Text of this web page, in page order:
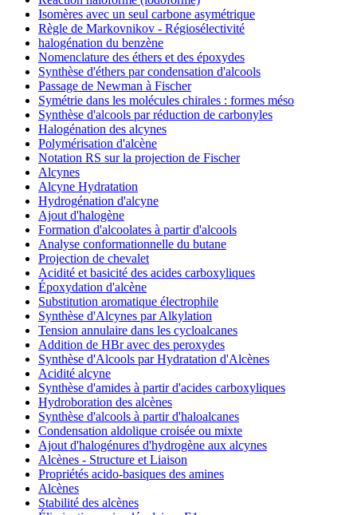
Isomères avec un seul carbone asymétrique
Règle de Markovnikov - Régiosélectivité
halogénation du benzène
Nomenclature des éthers et des époxydes
Synthèse d'éthers par condensation d'alcools
Passage de Newman à Fischer
Symétrie dans les molécules chirales : formes méso
Synthèse d'alcools par réduction de carbonyles
Halogénation des alcynes
Polymérisation d'alcène
Notation RS sur la projection de Fischer
Alcynes
Alcyne Hydratation
Hydrogénation d'alcyne
Ajout d'halogène
Formation d'alcoolates à partir d'alcools
Analyse conformationnelle du butane
Projection de chevalet
Acidité et basicité des acides carboxyliques
Époxydation d'alcène
Substitution aromatique électrophile
Synthèse d'Alcynes par Alkylation
Tension annulaire dans les cycloalcanes
Addition de HBr avec des peroxydes
Synthèse d'Alcools par Hydratation d'Alcènes
Acidité alcyne
Synthèse d'amides à partir d'acides carboxyliques
Hydroboration des alcènes
Synthèse d'alcools à partir d'haloalcanes
Condensation aldolique croisée ou mixte
Ajout d'halogénures d'hydrogène aux alcynes
Alcènes - Structure et Liaison
Propriétés acido-basiques des amines
Alcènes
Stabilité des alcènes